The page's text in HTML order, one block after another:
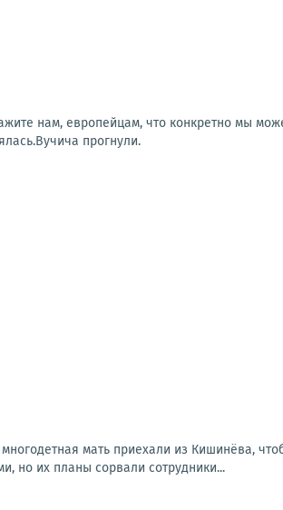
нам, европейцам, что конкретно мы
прогнули.
мать приехали из Кишинёва,
но их планы сорвали сотрудники...